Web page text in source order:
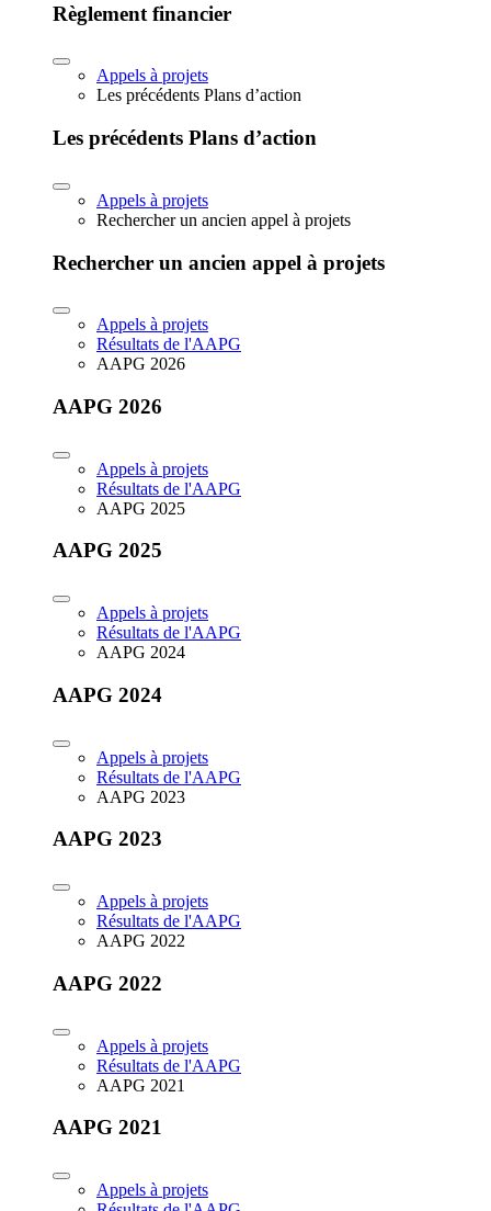
Règlement financier
Appels à projets
Les précédents Plans d’action
Les précédents Plans d’action
Appels à projets
Rechercher un ancien appel à projets
Rechercher un ancien appel à projets
Appels à projets
Résultats de l'AAPG
AAPG 2026
AAPG 2026
Appels à projets
Résultats de l'AAPG
AAPG 2025
AAPG 2025
Appels à projets
Résultats de l'AAPG
AAPG 2024
AAPG 2024
Appels à projets
Résultats de l'AAPG
AAPG 2023
AAPG 2023
Appels à projets
Résultats de l'AAPG
AAPG 2022
AAPG 2022
Appels à projets
Résultats de l'AAPG
AAPG 2021
AAPG 2021
Appels à projets